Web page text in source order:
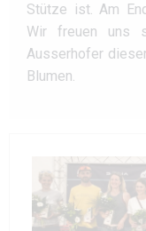
Stütze ist. Am
Wir freuen uns
Ausserhofer
Blumen.